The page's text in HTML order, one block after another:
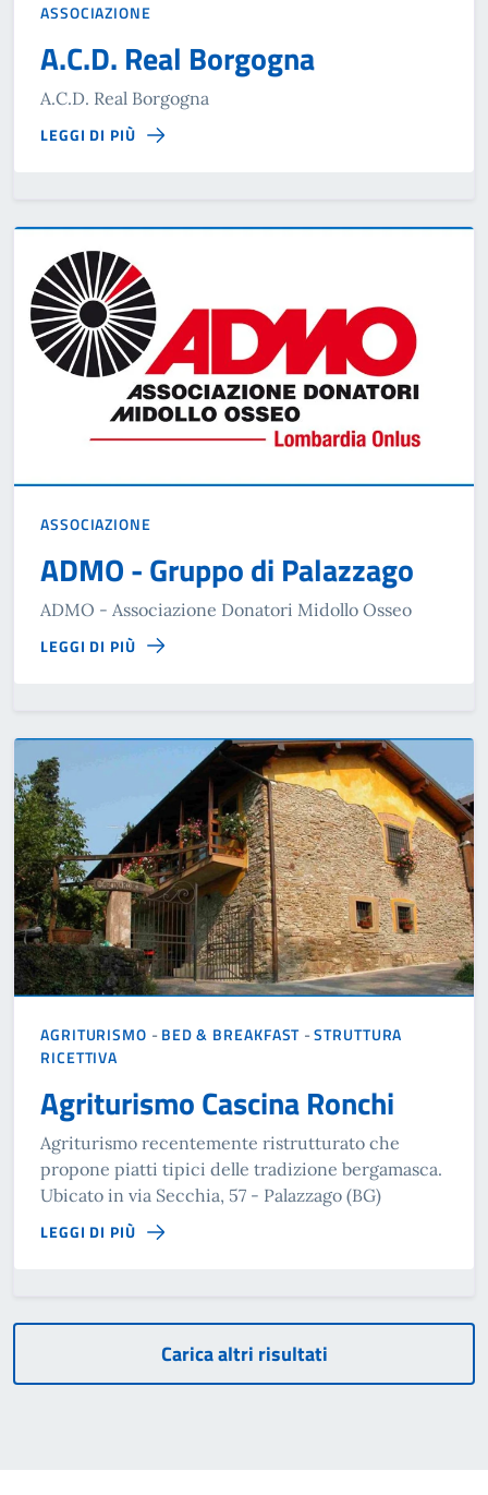
ASSOCIAZIONE
A.C.D. Real Borgogna
A.C.D. Real Borgogna
LEGGI DI PIÙ
ASSOCIAZIONE
ADMO - Gruppo di Palazzago
ADMO - Associazione Donatori Midollo Osseo
LEGGI DI PIÙ
AGRITURISMO -BED & BREAKFAST -STRUTTURA
RICETTIVA
Agriturismo Cascina Ronchi
Agriturismo recentemente ristrutturato che
propone piatti tipici delle tradizione bergamasca.
Ubicato in via Secchia, 57 - Palazzago (BG)
LEGGI DI PIÙ
Carica altri risultati